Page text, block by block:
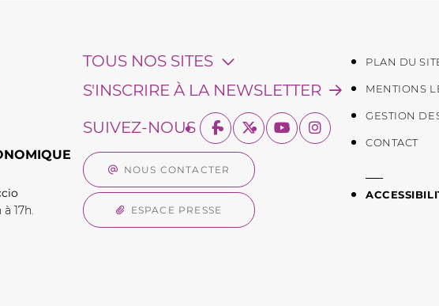
17h.
TOUS NOS SITES
S'INSCRIRE À LA NEWSLETTER
SUIVEZ-NOUS
NOUS CONTACTER
ESPACE PRESSE
PLAN DU
MENTIONS
GESTION
CONTACT